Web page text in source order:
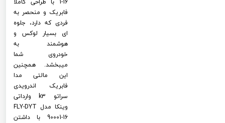
فابریک و منحصر به
فردی که دارد، جلوه
ای بسیار لوکس و
هوشمند به
خودروی شما
میبخشد. همچنین
این مالتی مدا
فابریک اندرویدی
سراتو k3 وارداتی
وینکا مدل FLY-DYT
90001-16 با داشتن